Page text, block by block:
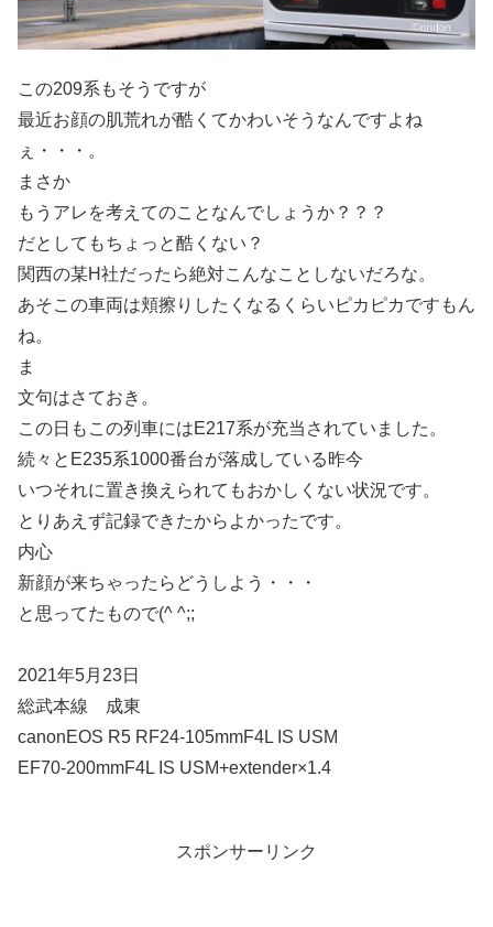
この209系もそうですが
最近お顔の肌荒れが酷くてかわいそうなんですよね
ぇ・・・。
まさか
もうアレを考えてのことなんでしょうか？？？
だとしてもちょっと酷くない？
関西の某H社だったら絶対こんなことしないだろな。
あそこの車両は頬擦りしたくなるくらいピカピカですもん
ね。
ま
文句はさておき。
この日もこの列車にはE217系が充当されていました。
続々とE235系1000番台が落成している昨今
いつそれに置き換えられてもおかしくない状況です。
とりあえず記録できたからよかったです。
内心
新顔が来ちゃったらどうしよう・・・
と思ってたもので(^ ^;;
2021年5月23日
総武本線 成東
canonEOS R5 RF24-105mmF4L IS USM
EF70-200mmF4L IS USM+extender×1.4
スポンサーリンク